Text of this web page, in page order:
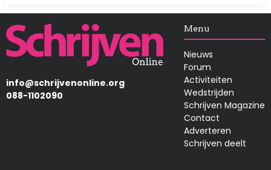
Afbeelding
info@schrijvenonline.org
088-1102090
Menu
Nieuws
Forum
Activiteiten
Wedstrijden
Schrijven Magazine
Contact
Adverteren
Schrijven deelt